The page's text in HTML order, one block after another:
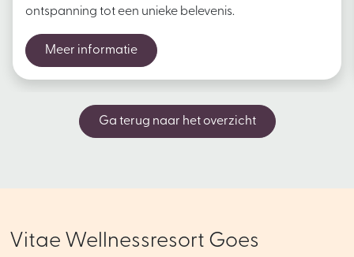
ontspanning tot een unieke belevenis.
Meer informatie
Ga terug naar het overzicht
Vitae Wellnessresort Goes